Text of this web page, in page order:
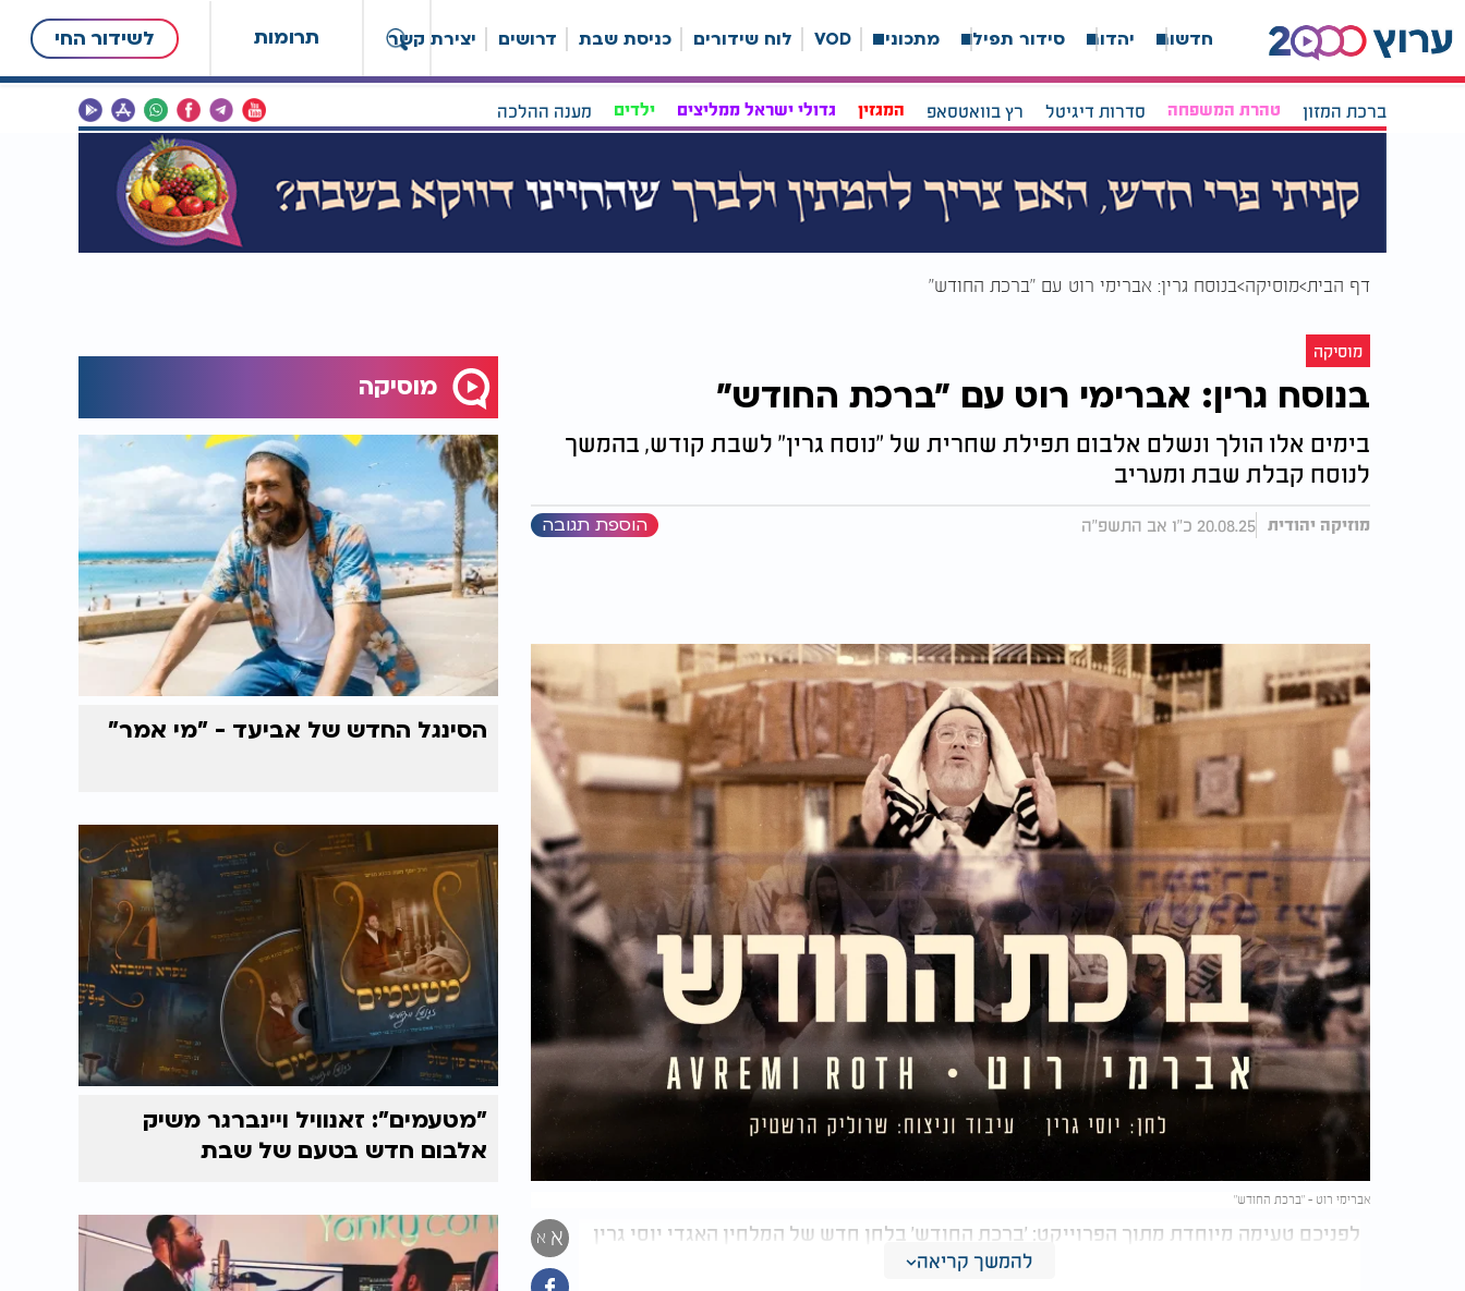
תרומות לשידור החי חדשות יהדות סידור תפילה מתכונים VOD לוח שידורים כניסת שבת דרושים יצירת קשר
ברכת המזון טהרת המשפחה סדרות דיגיטל רץ בוואטסאפ המגזין גדולי ישראל ממליצים ילדים מענה ההלכה
דף הבית מוסיקה בנוסח גרין: אברימי רוט עם "ברכת החודש"
מוסיקה
בנוסח גרין: אברימי רוט עם "ברכת החודש"
בימים אלו הולך ונשלם אלבום תפילת שחרית של "נוסח גרין" לשבת קודש, בהמשך
לנוסח קבלת שבת ומעריב
מוזיקה יהודית 20.08.25 כ"ו אב התשפ"ה הוספת תגובה
אברימי רוט - "ברכת החודש"
א א
לפניכם טעימה מיוחדת מתוך הפרוייקט: 'ברכת החודש' בלחן חדש של המלחין האגדי יוסי גרין
לרגעים המרגשים בהם אנו עומדים ומקבלים את פני החודש הבא עלינו לטובה, בעיבודו וניצוחו
להמשך קריאה
מוסיקה
הסינגל החדש של אביעד - "מי אמר"
"מטעמים": זאנוויל ויינברגר משיק
אלבום חדש בטעם של שבת